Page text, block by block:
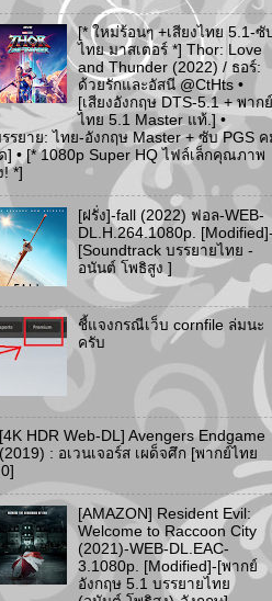
[* ใหม่ร้อนๆ +เสียงไทย 5.1-ซั
ไทย มาสเตอร์ *] Thor: Love
and Thunder (2022) / ธอร์:
ด้วยรักและอัสนี @CtHts •
[เสียงอังกฤษ DTS-5.1 + พาก
ไทย 5.1 Master แท้.] •
รรยาย: ไทย-อังกฤษ Master + ซับ PGS ค
] • [* 1080p Super HQ ไฟล์เล็กคุณภาพ
! *]
[ฝรั่ง]-fall (2022) ฟอล-WEB-
DL.H.264.1080p. [Modified]-
[Soundtrack บรรยายไทย -
อนันต์ โพธิสูง ]
ชี้แจงกรณีเว็บ cornfile ล่มนะ
ครับ
[4K HDR Web-DL] Avengers Endgame
(2019) : อเวนเจอร์ส เผด็จศึก [พากย์ไทย
[AMAZON] Resident Evil:
Welcome to Raccoon City
(2021)-WEB-DL.EAC-
3.1080p. [Modified]-[พากย์
อังกฤษ 5.1 บรรยายไทย